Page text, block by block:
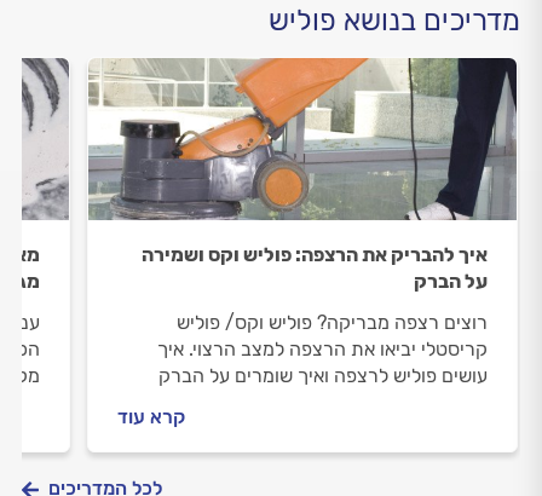
מדריכים בנושא פוליש
איך להבריק את הרצפה: פוליש וקס ושמירה
על הברק
רוצים רצפה מבריקה? פוליש וקס/ פוליש
קריסטלי יביאו את הרצפה למצב הרצוי. איך
עושים פוליש לרצפה ואיך שומרים על הברק
קרא עוד
ענף
לכל המדריכים